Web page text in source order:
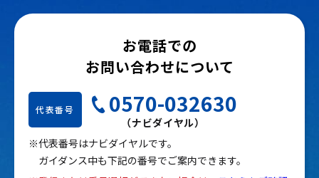
お電話での
お問い合わせについて
代表番号 0570-032630
（ナビダイヤル）
※代表番号はナビダイヤルです。
ガイダンス中も下記の番号でご案内できます。